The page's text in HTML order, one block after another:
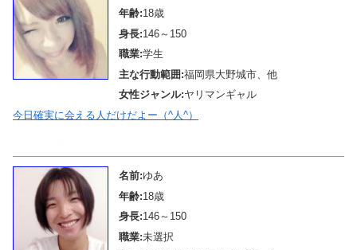
年齢:18歳
身長:146～150
職業:学生
主な行動範囲:福岡県大野城市、他
女性ジャンル:ヤリマンギャル
今日確実に会える人だけだよー（^人^）
名前:ゆあ
年齢:18歳
身長:146～150
職業:未選択